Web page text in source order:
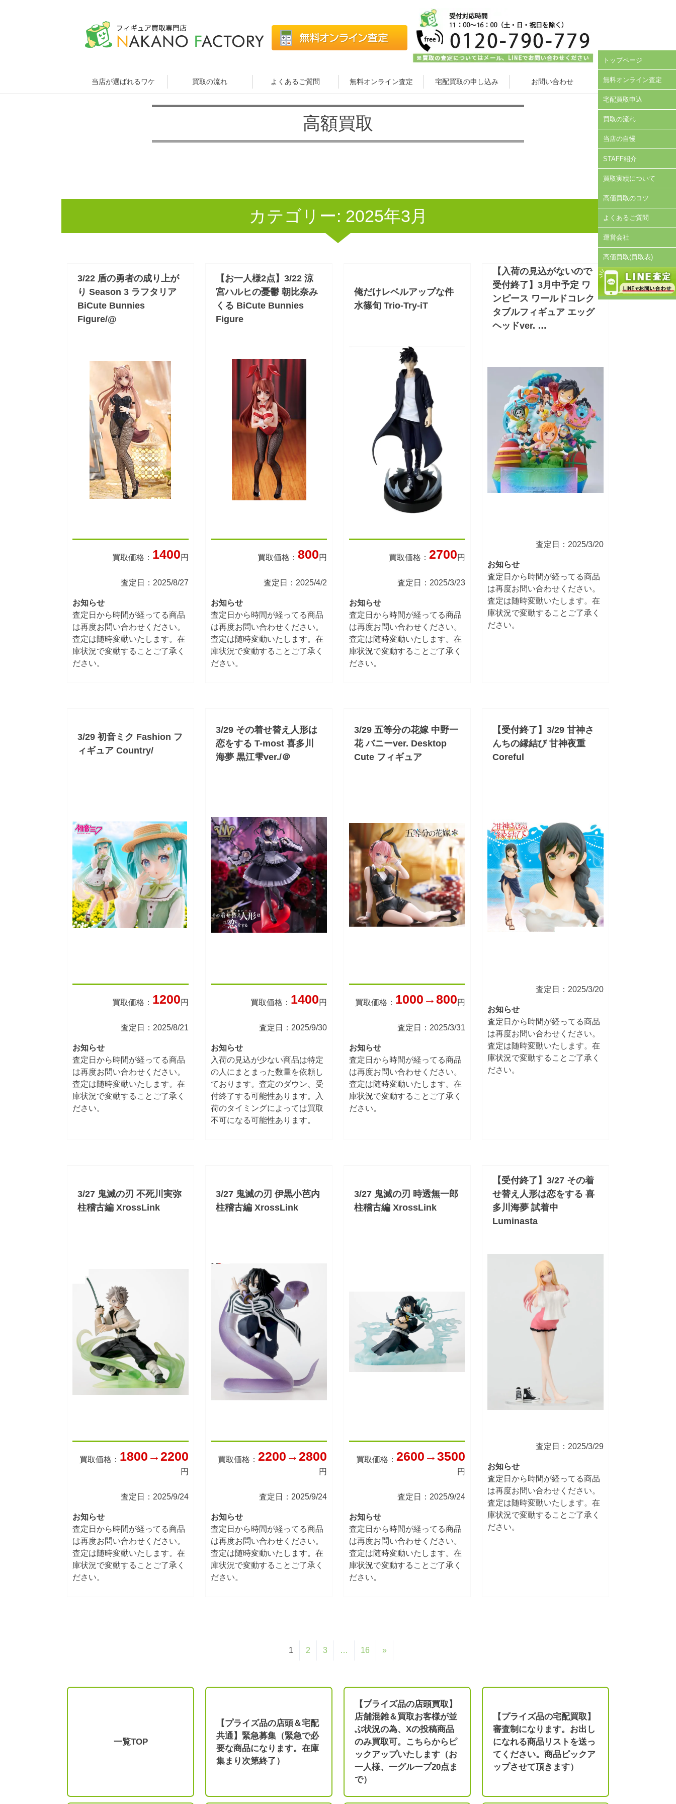
当店が選ばれるワケ 買取の流れ よくあるご質問 無料オンライン査定 宅配買取の申し込み お問い合わせ
高額買取
カテゴリー: 2025年3月
3/22 盾の勇者の成り上が
り Season 3 ラフタリア
BiCute Bunnies
Figure/@
買取価格： 1400円
査定日：2025/8/27
お知らせ
査定日から時間が経ってる商品
は再度お問い合わせください。
査定は随時変動いたします。在
庫状況で変動することご了承く
ださい。
【お一人様2点】3/22 涼
宮ハルヒの憂鬱 朝比奈み
くる BiCute Bunnies
Figure
買取価格： 800円
査定日：2025/4/2
お知らせ
査定日から時間が経ってる商品
は再度お問い合わせください。
査定は随時変動いたします。在
庫状況で変動することご了承く
ださい。
俺だけレベルアップな件
水篠旬 Trio-Try-iT
買取価格： 2700円
査定日：2025/3/23
お知らせ
査定日から時間が経ってる商品
は再度お問い合わせください。
査定は随時変動いたします。在
庫状況で変動することご了承く
ださい。
【入荷の見込がないので
受付終了】3月中予定 ワ
ンピース ワールドコレク
タブルフィギュア エッグ
ヘッドver. …
査定日：2025/3/20
お知らせ
査定日から時間が経ってる商品
は再度お問い合わせください。
査定は随時変動いたします。在
庫状況で変動することご了承く
ださい。
3/29 初音ミク Fashion フ
ィギュア Country/
買取価格： 1200円
査定日：2025/8/21
お知らせ
査定日から時間が経ってる商品
は再度お問い合わせください。
査定は随時変動いたします。在
庫状況で変動することご了承く
ださい。
3/29 その着せ替え人形は
恋をする T-most 喜多川
海夢 黒江雫ver./＠
買取価格： 1400円
査定日：2025/9/30
お知らせ
入荷の見込が少ない商品は特定
の人にまとまった数量を依頼し
ております。査定のダウン、受
付終了する可能性あります。入
荷のタイミングによっては買取
不可になる可能性あります。
3/29 五等分の花嫁 中野一
花 バニーver. Desktop
Cute フィギュア
買取価格： 1000→800円
査定日：2025/3/31
お知らせ
査定日から時間が経ってる商品
は再度お問い合わせください。
査定は随時変動いたします。在
庫状況で変動することご了承く
ださい。
【受付終了】3/29 甘神さ
んちの縁結び 甘神夜重
Coreful
査定日：2025/3/20
お知らせ
査定日から時間が経ってる商品
は再度お問い合わせください。
査定は随時変動いたします。在
庫状況で変動することご了承く
ださい。
3/27 鬼滅の刃 不死川実弥
柱稽古編 XrossLink
買取価格： 1800→2200
円
査定日：2025/9/24
お知らせ
査定日から時間が経ってる商品
は再度お問い合わせください。
査定は随時変動いたします。在
庫状況で変動することご了承く
ださい。
3/27 鬼滅の刃 伊黒小芭内
柱稽古編 XrossLink
買取価格： 2200→2800
円
査定日：2025/9/24
お知らせ
査定日から時間が経ってる商品
は再度お問い合わせください。
査定は随時変動いたします。在
庫状況で変動することご了承く
ださい。
3/27 鬼滅の刃 時透無一郎
柱稽古編 XrossLink
買取価格： 2600→3500
円
査定日：2025/9/24
お知らせ
査定日から時間が経ってる商品
は再度お問い合わせください。
査定は随時変動いたします。在
庫状況で変動することご了承く
ださい。
【受付終了】3/27 その着
せ替え人形は恋をする 喜
多川海夢 試着中
Luminasta
査定日：2025/3/29
お知らせ
査定日から時間が経ってる商品
は再度お問い合わせください。
査定は随時変動いたします。在
庫状況で変動することご了承く
ださい。
1 2 3 … 16 »
一覧TOP
【プライズ品の店頭＆宅配
共通】緊急募集（緊急で必
要な商品になります。在庫
集まり次第終了）
【プライズ品の店頭買取】
店舗混雑＆買取お客様が並
ぶ状況の為、Xの投稿商品
のみ買取可。こちらからピ
ックアップいたします（お
一人様、一グループ20点ま
で）
【プライズ品の宅配買取】
審査制になります。お出し
になれる商品リストを送っ
てください。商品ピックア
ップさせて頂きます）
トップページ
無料オンライン査定
宅配買取申込
買取の流れ
当店の自慢
STAFF紹介
買取実績について
高価買取のコツ
よくあるご質問
運営会社
高価買取(買取表)